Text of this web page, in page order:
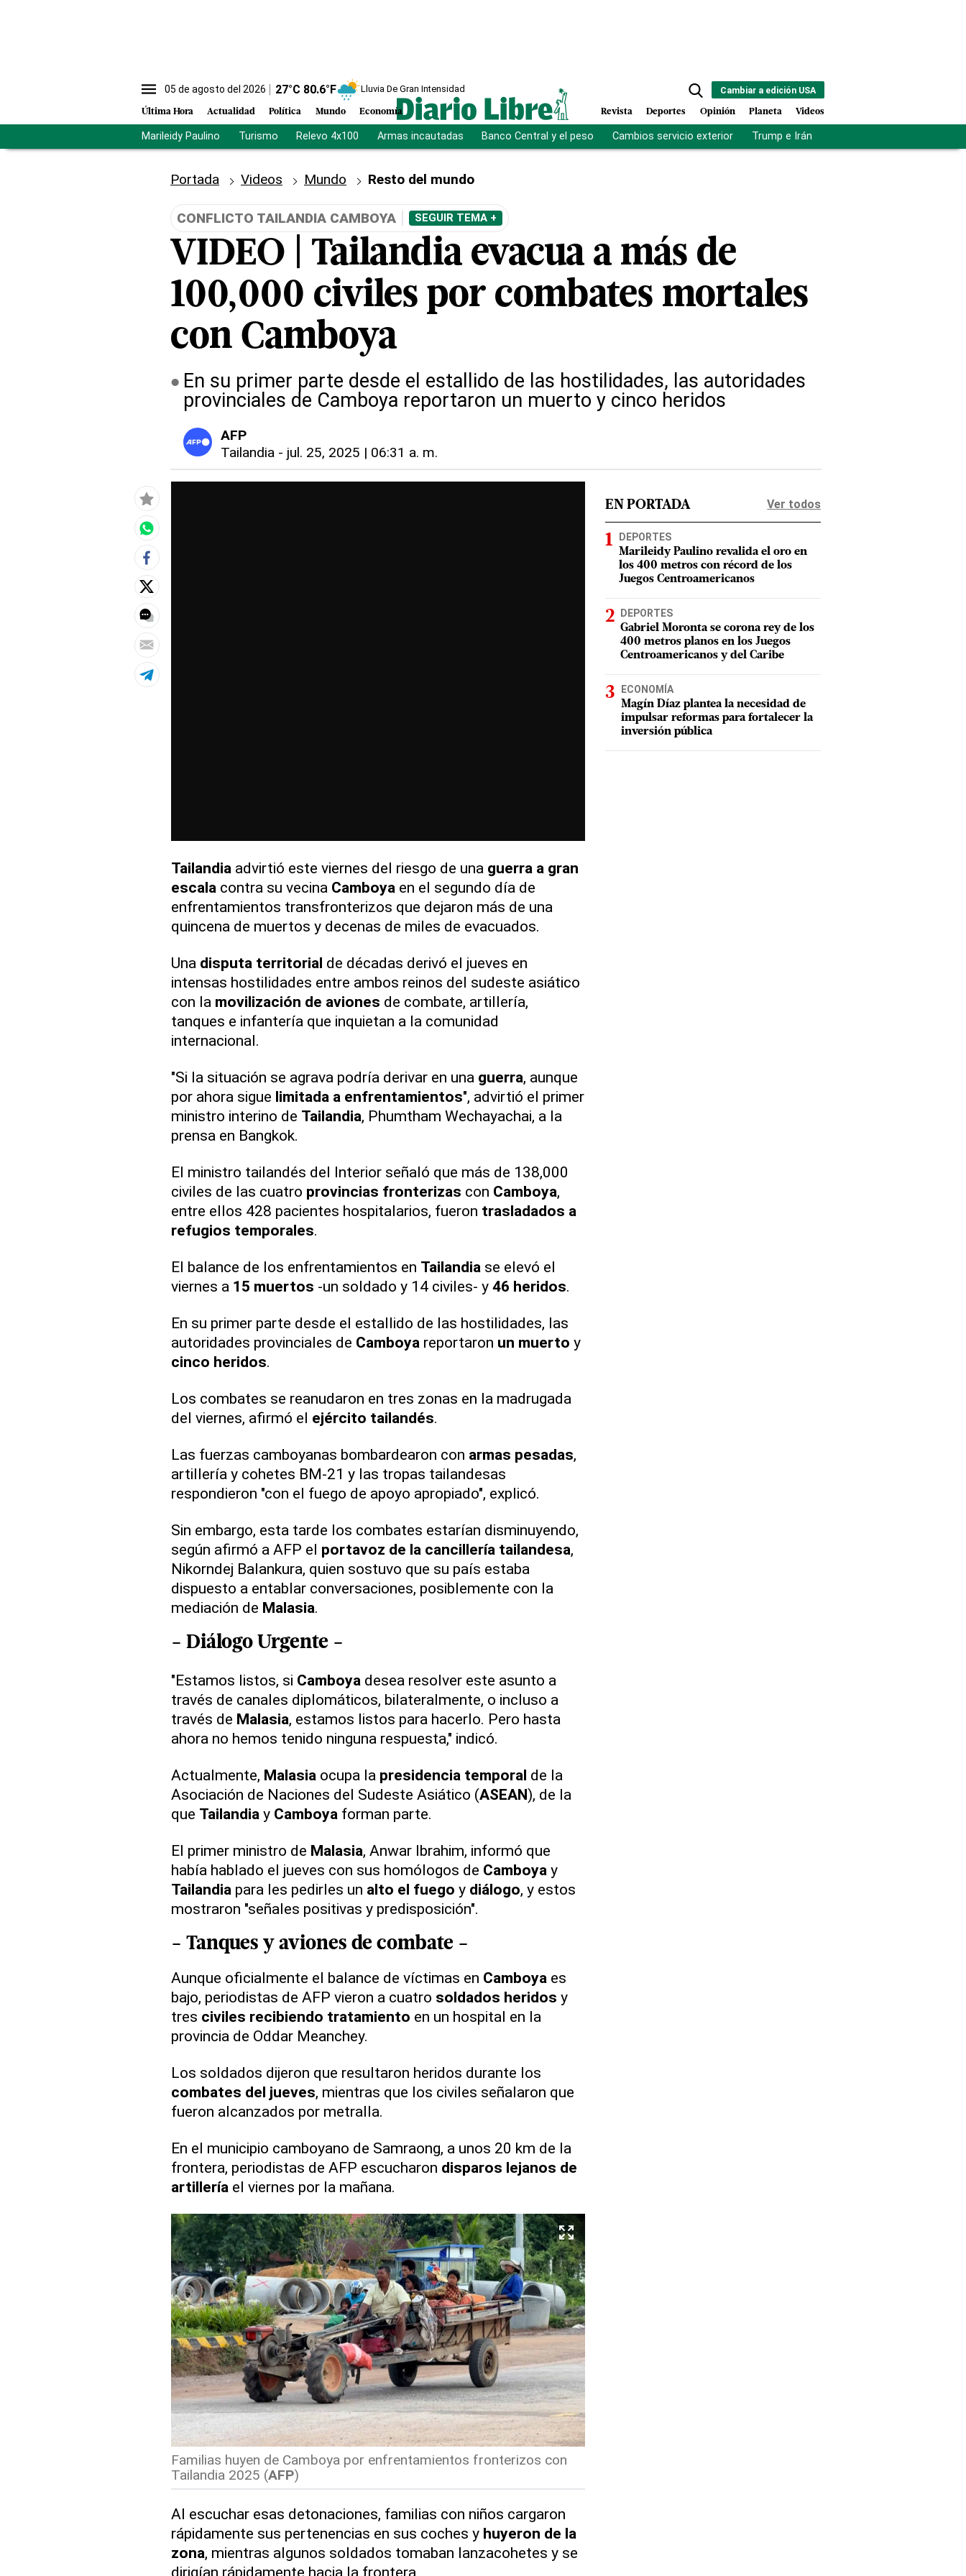
05 de agosto del 2026 27°C 80.6°F Lluvia De Gran Intensidad
Última Hora Actualidad Política Mundo Economía
Cambiar a edición USA
Revista Deportes Opinión Planeta Videos
Marileidy Paulino Turismo Relevo 4x100 Armas incautadas Banco Central y el peso Cambios servicio exterior Trump e Irán
Portada Videos Mundo Resto del mundo
CONFLICTO TAILANDIA CAMBOYA SEGUIR TEMA +
VIDEO | Tailandia evacua a más de
100,000 civiles por combates mortales
con Camboya
En su primer parte desde el estallido de las hostilidades, las autoridades
provinciales de Camboya reportaron un muerto y cinco heridos
AFP
Tailandia - jul. 25, 2025 | 06:31 a. m.
Tailandia advirtió este viernes del riesgo de una guerra a gran
escala contra su vecina Camboya en el segundo día de
enfrentamientos transfronterizos que dejaron más de una
quincena de muertos y decenas de miles de evacuados.
Una disputa territorial de décadas derivó el jueves en
intensas hostilidades entre ambos reinos del sudeste asiático
con la movilización de aviones de combate, artillería,
tanques e infantería que inquietan a la comunidad
internacional.
"Si la situación se agrava podría derivar en una guerra, aunque
por ahora sigue limitada a enfrentamientos", advirtió el primer
ministro interino de Tailandia, Phumtham Wechayachai, a la
prensa en Bangkok.
El ministro tailandés del Interior señaló que más de 138,000
civiles de las cuatro provincias fronterizas con Camboya,
entre ellos 428 pacientes hospitalarios, fueron trasladados a
refugios temporales.
El balance de los enfrentamientos en Tailandia se elevó el
viernes a 15 muertos -un soldado y 14 civiles- y 46 heridos.
En su primer parte desde el estallido de las hostilidades, las
autoridades provinciales de Camboya reportaron un muerto y
cinco heridos.
Los combates se reanudaron en tres zonas en la madrugada
del viernes, afirmó el ejército tailandés.
Las fuerzas camboyanas bombardearon con armas pesadas,
artillería y cohetes BM-21 y las tropas tailandesas
respondieron "con el fuego de apoyo apropiado", explicó.
Sin embargo, esta tarde los combates estarían disminuyendo,
según afirmó a AFP el portavoz de la cancillería tailandesa,
Nikorndej Balankura, quien sostuvo que su país estaba
dispuesto a entablar conversaciones, posiblemente con la
mediación de Malasia.
- Diálogo Urgente -
"Estamos listos, si Camboya desea resolver este asunto a
través de canales diplomáticos, bilateralmente, o incluso a
través de Malasia, estamos listos para hacerlo. Pero hasta
ahora no hemos tenido ninguna respuesta," indicó.
Actualmente, Malasia ocupa la presidencia temporal de la
Asociación de Naciones del Sudeste Asiático (ASEAN), de la
que Tailandia y Camboya forman parte.
El primer ministro de Malasia, Anwar Ibrahim, informó que
había hablado el jueves con sus homólogos de Camboya y
Tailandia para les pedirles un alto el fuego y diálogo, y estos
mostraron "señales positivas y predisposición".
- Tanques y aviones de combate -
Aunque oficialmente el balance de víctimas en Camboya es
bajo, periodistas de AFP vieron a cuatro soldados heridos y
tres civiles recibiendo tratamiento en un hospital en la
provincia de Oddar Meanchey.
Los soldados dijeron que resultaron heridos durante los
combates del jueves, mientras que los civiles señalaron que
fueron alcanzados por metralla.
En el municipio camboyano de Samraong, a unos 20 km de la
frontera, periodistas de AFP escucharon disparos lejanos de
artillería el viernes por la mañana.
Familias huyen de Camboya por enfrentamientos fronterizos con
Tailandia 2025 (AFP)
Al escuchar esas detonaciones, familias con niños cargaron
rápidamente sus pertenencias en sus coches y huyeron de la
zona, mientras algunos soldados tomaban lanzacohetes y se
dirigían rápidamente hacia la frontera.
EN PORTADA Ver todos
DEPORTES
Marileidy Paulino revalida el oro en
los 400 metros con récord de los
Juegos Centroamericanos
DEPORTES
Gabriel Moronta se corona rey de los
400 metros planos en los Juegos
Centroamericanos y del Caribe
ECONOMÍA
Magín Díaz plantea la necesidad de
impulsar reformas para fortalecer la
inversión pública